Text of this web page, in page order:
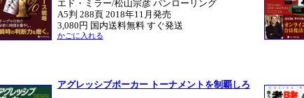
エド・ミラー/松山宗彦 パンローリング
A5判 288頁 2018年11月発売
3,080円 国内送料無料 すぐ発送
かごに入れる
アグレッシブポーカー トーナメントを制覇しろ